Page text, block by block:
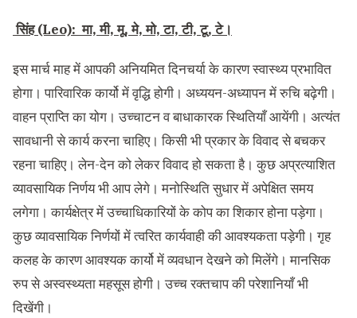
सिंह (Leo): मा, मी, मू, मे, मो, टा, टी, टू, टे।
इस मार्च माह में आपकी अनियमित दिनचर्या के कारण स्वास्थ्य प्रभावित
होगा। पारिवारिक कार्यो में वृद्धि होगी। अध्ययन-अध्यापन में रुचि बढ़ेगी।
वाहन प्राप्ति का योग। उच्चाटन व बाधाकारक स्थितियाँ आयेंगी। अत्यंत
सावधानी से कार्य करना चाहिए। किसी भी प्रकार के विवाद से बचकर
रहना चाहिए। लेन-देन को लेकर विवाद हो सकता है। कुछ अप्रत्याशित
व्यावसायिक निर्णय भी आप लेगे। मनोस्थिति सुधार में अपेक्षित समय
लगेगा। कार्यक्षेत्र में उच्चाधिकारियों के कोप का शिकार होना पड़ेगा।
कुछ व्यावसायिक निर्णयों में त्वरित कार्यवाही की आवश्यकता पड़ेगी। गृह
कलह के कारण आवश्यक कार्यो में व्यवधान देखने को मिलेंगे। मानसिक
रुप से अस्वस्थ्यता महसूस होगी। उच्च रक्तचाप की परेशानियाँ भी
दिखेंगी।